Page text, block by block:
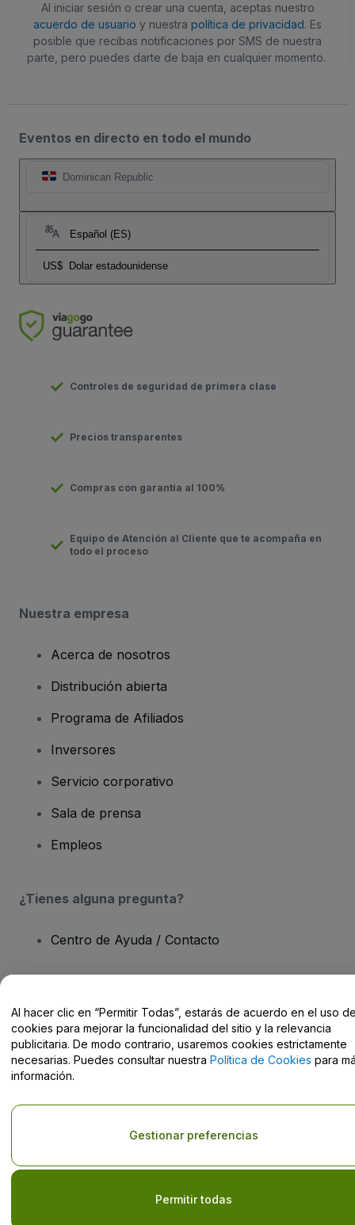
Al iniciar sesión o crear una cuenta, aceptas nuestro
acuerdo de usuario y nuestra política de privacidad. Es
posible que recibas notificaciones por SMS de nuestra
parte, pero puedes darte de baja en cualquier momento.
Eventos en directo en todo el mundo
Dominican Republic
Español (ES)
US$ Dolar estadounidense
Controles de seguridad de primera clase
Precios transparentes
Compras con garantía al 100%
Equipo de Atención al Cliente que te acompaña en
todo el proceso
Nuestra empresa
Acerca de nosotros
Distribución abierta
Programa de Afiliados
Inversores
Servicio corporativo
Sala de prensa
Empleos
¿Tienes alguna pregunta?
Centro de Ayuda / Contacto
Derechos reservados © viagogo GmbH 2026 Datos de la Empresa
El uso de este sitio web constituye la aceptación de losTérminos y
Condiciones, de laPolítica de Privacidad, de laPolítica de Cookies
y de la
Política de Privacidad para Móviles
No compartir mi información personal ni tus opciones de
Al hacer clic en “Permitir Todas”, estarás de acuerdo en el uso
cookies para mejorar la funcionalidad del sitio y la relevancia
publicitaria. De modo contrario, usaremos cookies estrictamente
necesarias. Puedes consultar nuestra Política de Cookies para
información.
Permitir todas
Gestionar preferencias